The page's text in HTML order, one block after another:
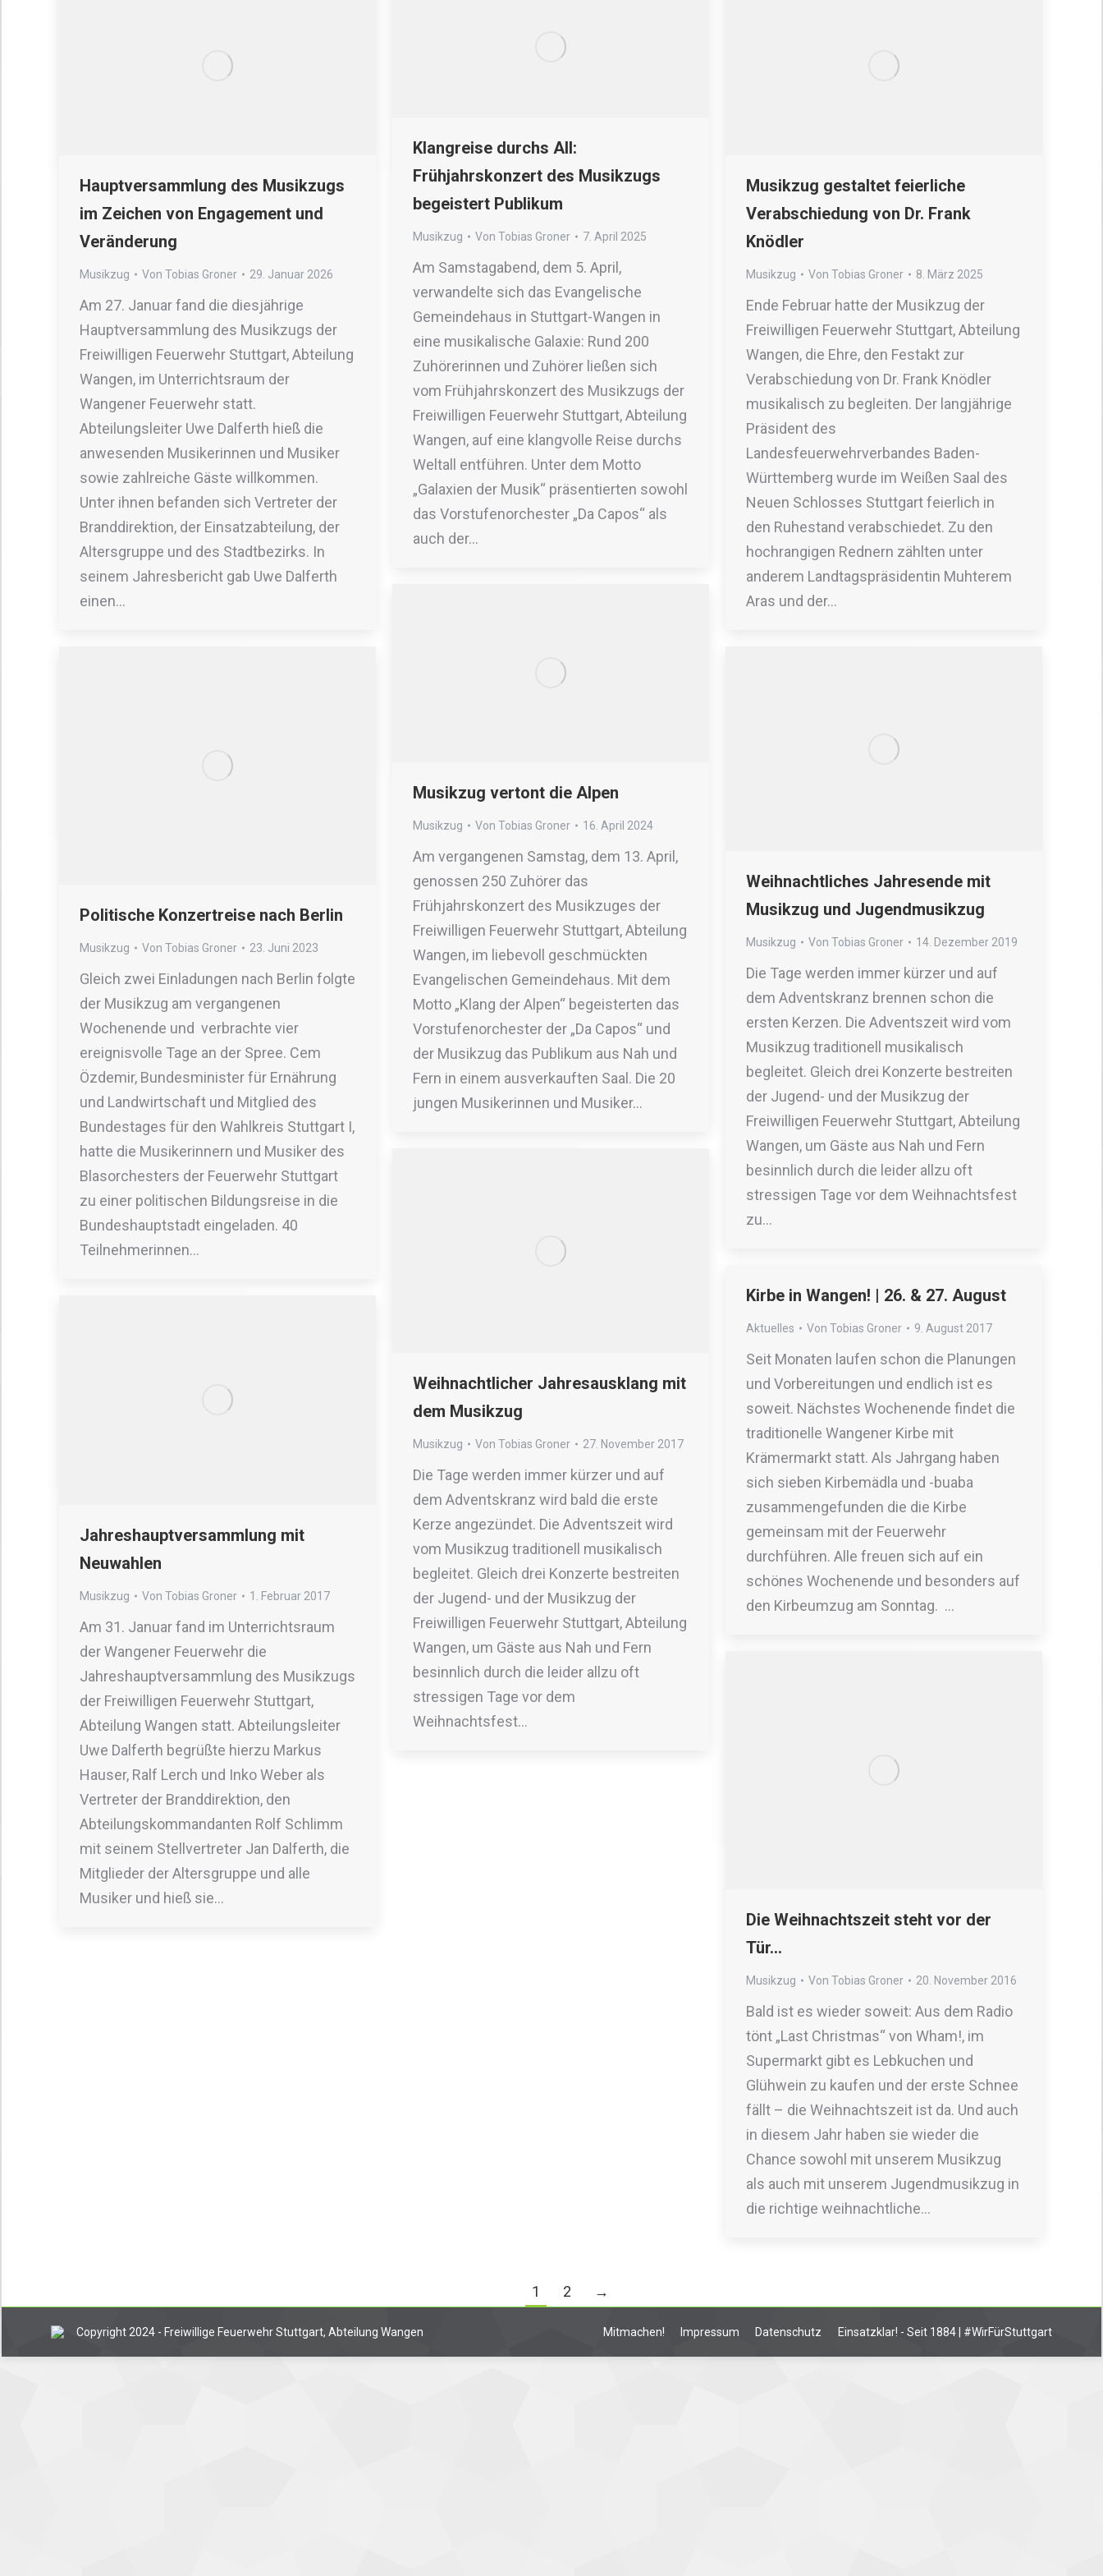
Hauptversammlung des Musikzugs
im Zeichen von Engagement und
Veränderung
Musikzug Von Tobias Groner 29. Januar 2026
Am 27. Januar fand die diesjährige
Hauptversammlung des Musikzugs der
Freiwilligen Feuerwehr Stuttgart, Abteilung
Wangen, im Unterrichtsraum der
Wangener Feuerwehr statt.
Abteilungsleiter Uwe Dalferth hieß die
anwesenden Musikerinnen und Musiker
sowie zahlreiche Gäste willkommen.
Unter ihnen befanden sich Vertreter der
Branddirektion, der Einsatzabteilung, der
Altersgruppe und des Stadtbezirks. In
seinem Jahresbericht gab Uwe Dalferth
einen…
Klangreise durchs All:
Frühjahrskonzert des Musikzugs
begeistert Publikum
Musikzug Von Tobias Groner 7. April 2025
Am Samstagabend, dem 5. April,
verwandelte sich das Evangelische
Gemeindehaus in Stuttgart-Wangen in
eine musikalische Galaxie: Rund 200
Zuhörerinnen und Zuhörer ließen sich
vom Frühjahrskonzert des Musikzugs der
Freiwilligen Feuerwehr Stuttgart, Abteilung
Wangen, auf eine klangvolle Reise durchs
Weltall entführen. Unter dem Motto
„Galaxien der Musik“ präsentierten sowohl
das Vorstufenorchester „Da Capos“ als
auch der…
Musikzug gestaltet feierliche
Verabschiedung von Dr. Frank
Knödler
Musikzug Von Tobias Groner 8. März 2025
Ende Februar hatte der Musikzug der
Freiwilligen Feuerwehr Stuttgart, Abteilung
Wangen, die Ehre, den Festakt zur
Verabschiedung von Dr. Frank Knödler
musikalisch zu begleiten. Der langjährige
Präsident des
Landesfeuerwehrverbandes Baden-
Württemberg wurde im Weißen Saal des
Neuen Schlosses Stuttgart feierlich in
den Ruhestand verabschiedet. Zu den
hochrangigen Rednern zählten unter
anderem Landtagspräsidentin Muhterem
Aras und der…
Musikzug vertont die Alpen
Musikzug Von Tobias Groner 16. April 2024
Am vergangenen Samstag, dem 13. April,
genossen 250 Zuhörer das
Frühjahrskonzert des Musikzuges der
Freiwilligen Feuerwehr Stuttgart, Abteilung
Wangen, im liebevoll geschmückten
Evangelischen Gemeindehaus. Mit dem
Motto „Klang der Alpen“ begeisterten das
Vorstufenorchester der „Da Capos“ und
der Musikzug das Publikum aus Nah und
Fern in einem ausverkauften Saal. Die 20
jungen Musikerinnen und Musiker…
Politische Konzertreise nach Berlin
Musikzug Von Tobias Groner 23. Juni 2023
Gleich zwei Einladungen nach Berlin folgte
der Musikzug am vergangenen
Wochenende und verbrachte vier
ereignisvolle Tage an der Spree. Cem
Özdemir, Bundesminister für Ernährung
und Landwirtschaft und Mitglied des
Bundestages für den Wahlkreis Stuttgart I,
hatte die Musikerinnern und Musiker des
Blasorchesters der Feuerwehr Stuttgart
zu einer politischen Bildungsreise in die
Bundeshauptstadt eingeladen. 40
Teilnehmerinnen…
Weihnachtliches Jahresende mit
Musikzug und Jugendmusikzug
Musikzug Von Tobias Groner 14. Dezember 2019
Die Tage werden immer kürzer und auf
dem Adventskranz brennen schon die
ersten Kerzen. Die Adventszeit wird vom
Musikzug traditionell musikalisch
begleitet. Gleich drei Konzerte bestreiten
der Jugend- und der Musikzug der
Freiwilligen Feuerwehr Stuttgart, Abteilung
Wangen, um Gäste aus Nah und Fern
besinnlich durch die leider allzu oft
stressigen Tage vor dem Weihnachtsfest
zu…
Weihnachtlicher Jahresausklang mit
dem Musikzug
Musikzug Von Tobias Groner 27. November 2017
Die Tage werden immer kürzer und auf
dem Adventskranz wird bald die erste
Kerze angezündet. Die Adventszeit wird
vom Musikzug traditionell musikalisch
begleitet. Gleich drei Konzerte bestreiten
der Jugend- und der Musikzug der
Freiwilligen Feuerwehr Stuttgart, Abteilung
Wangen, um Gäste aus Nah und Fern
besinnlich durch die leider allzu oft
stressigen Tage vor dem
Weihnachtsfest…
Kirbe in Wangen! | 26. & 27. August
Aktuelles Von Tobias Groner 9. August 2017
Seit Monaten laufen schon die Planungen
und Vorbereitungen und endlich ist es
soweit. Nächstes Wochenende findet die
traditionelle Wangener Kirbe mit
Krämermarkt statt. Als Jahrgang haben
sich sieben Kirbemädla und -buaba
zusammengefunden die die Kirbe
gemeinsam mit der Feuerwehr
durchführen. Alle freuen sich auf ein
schönes Wochenende und besonders auf
den Kirbeumzug am Sonntag. …
Jahreshauptversammlung mit
Neuwahlen
Musikzug Von Tobias Groner 1. Februar 2017
Am 31. Januar fand im Unterrichtsraum
der Wangener Feuerwehr die
Jahreshauptversammlung des Musikzugs
der Freiwilligen Feuerwehr Stuttgart,
Abteilung Wangen statt. Abteilungsleiter
Uwe Dalferth begrüßte hierzu Markus
Hauser, Ralf Lerch und Inko Weber als
Vertreter der Branddirektion, den
Abteilungskommandanten Rolf Schlimm
mit seinem Stellvertreter Jan Dalferth, die
Mitglieder der Altersgruppe und alle
Musiker und hieß sie…
Die Weihnachtszeit steht vor der
Tür…
Musikzug Von Tobias Groner 20. November 2016
Bald ist es wieder soweit: Aus dem Radio
tönt „Last Christmas“ von Wham!, im
Supermarkt gibt es Lebkuchen und
Glühwein zu kaufen und der erste Schnee
fällt – die Weihnachtszeit ist da. Und auch
in diesem Jahr haben sie wieder die
Chance sowohl mit unserem Musikzug
als auch mit unserem Jugendmusikzug in
die richtige weihnachtliche…
1 2 →
Copyright 2024 - Freiwillige Feuerwehr Stuttgart, Abteilung Wangen Mitmachen! Impressum Datenschutz Einsatzklar! - Seit 1884 | #WirFürStuttgart